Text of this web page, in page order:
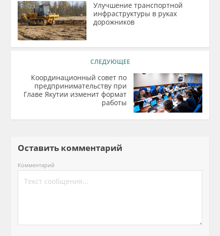
Улучшение транспортной
инфраструктуры в руках
дорожников
СЛЕДУЮЩЕЕ
Координационный совет по
предпринимательству при
Главе Якутии изменит формат
работы
Оставить комментарий
Комментарий